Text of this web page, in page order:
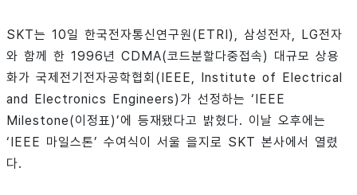
SKT는 10일 한국전자통신연구원(ETRI), 삼성전자, LG전자
와 함께 한 1996년 CDMA(코드분할다중접속) 대규모 상용
화가 국제전기전자공학협회(IEEE, Institute of Electrical
and Electronics Engineers)가 선정하는 ‘IEEE
Milestone(이정표)’에 등재됐다고 밝혔다. 이날 오후에는
‘IEEE 마일스톤’ 수여식이 서울 을지로 SKT 본사에서 열렸
다.